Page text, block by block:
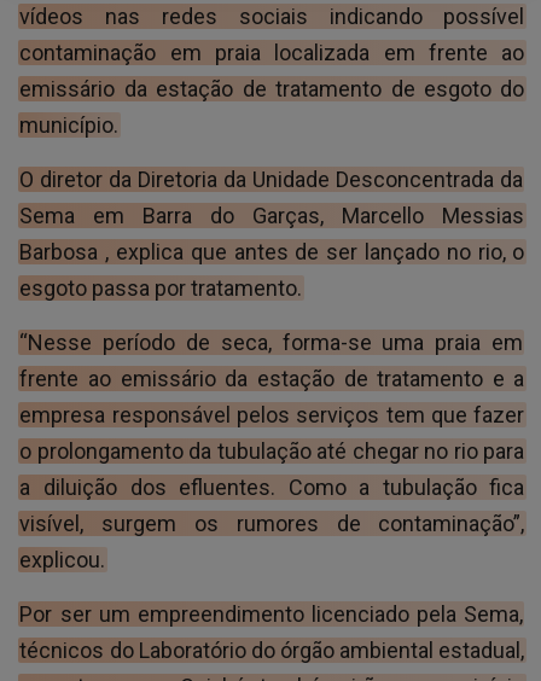
vídeos nas redes sociais indicando possível
contaminação em praia localizada em frente ao
emissário da estação de tratamento de esgoto do
município.
O diretor da Diretoria da Unidade Desconcentrada da
Sema em Barra do Garças, Marcello Messias
Barbosa , explica que antes de ser lançado no rio, o
esgoto passa por tratamento.
“Nesse período de seca, forma-se uma praia em
frente ao emissário da estação de tratamento e a
empresa responsável pelos serviços tem que fazer
o prolongamento da tubulação até chegar no rio para
a diluição dos efluentes. Como a tubulação fica
visível, surgem os rumores de contaminação”,
explicou.
Por ser um empreendimento licenciado pela Sema,
técnicos do Laboratório do órgão ambiental estadual,